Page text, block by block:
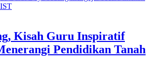
Kisah Guru Inspiratif
Pendidikan Tanah